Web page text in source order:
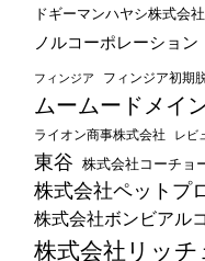
ドギーマンハヤシ株式会社
ノルコーポレーション
フィンジア フィンジア初期
ムームードメイ
ライオン商事株式会社 レビ
東谷 株式会社コーチョ
株式会社ペットプ
株式会社ボンビアル
株式会社リッチ